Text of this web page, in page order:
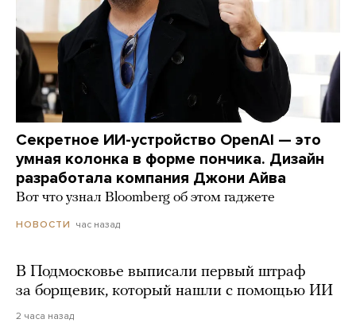
Секретное ИИ-устройство OpenAI — это
умная колонка в форме пончика. Дизайн
разработала компания Джони Айва
Вот что узнал Bloomberg об этом гаджете
НОВОСТИ час назад
В Подмосковье выписали первый штраф
за борщевик, который нашли с помощью ИИ
2 часа назад